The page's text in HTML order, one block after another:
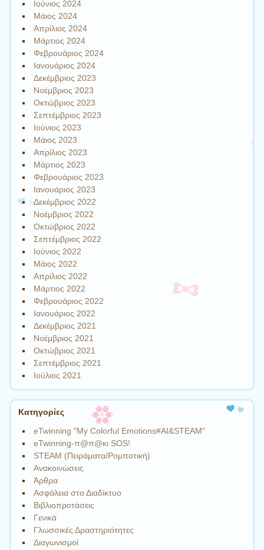
Ιούνιος 2024
Μάιος 2024
Απρίλιος 2024
Μάρτιος 2024
Φεβρουάριος 2024
Ιανουάριος 2024
Δεκέμβριος 2023
Νοέμβριος 2023
Οκτώβριος 2023
Σεπτέμβριος 2023
Ιούνιος 2023
Μάιος 2023
Απρίλιος 2023
Μάρτιος 2023
Φεβρουάριος 2023
Ιανουάριος 2023
Δεκέμβριος 2022
Νοέμβριος 2022
Οκτώβριος 2022
Σεπτέμβριος 2022
Ιούνιος 2022
Μάιος 2022
Απρίλιος 2022
Μάρτιος 2022
Φεβρουάριος 2022
Ιανουάριος 2022
Δεκέμβριος 2021
Νοέμβριος 2021
Οκτώβριος 2021
Σεπτέμβριος 2021
Ιούλιος 2021
Kατηγορίες
eTwinning "My Colorful Emotions#AI&STEAM"
eTwinning-π@π@κι SOS!
STEAM (Πειράματα/Ρομποτική)
Ανακοινώσεις
Άρθρα
Ασφάλεια στο Διαδίκτυο
Βιβλιοπροτάσεις
Γενικά
Γλωσσικές Δραστηριότητες
Διαγωνισμοί